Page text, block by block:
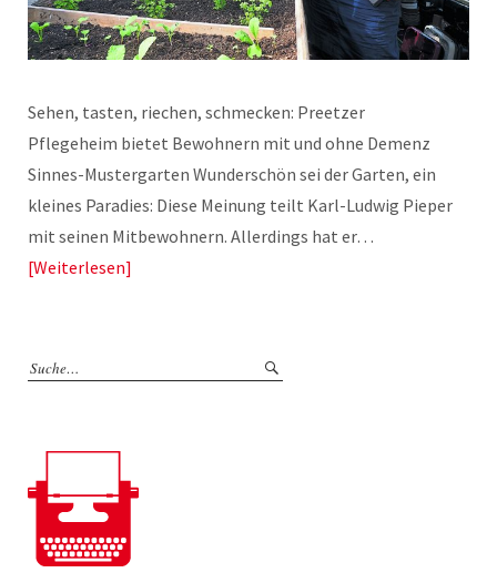
Sehen, tasten, riechen, schmecken: Preetzer
Pflegeheim bietet Bewohnern mit und ohne Demenz
Sinnes-Mustergarten Wunderschön sei der Garten, ein
kleines Paradies: Diese Meinung teilt Karl-Ludwig Pieper
mit seinen Mitbewohnern. Allerdings hat er…
Weiterlesen